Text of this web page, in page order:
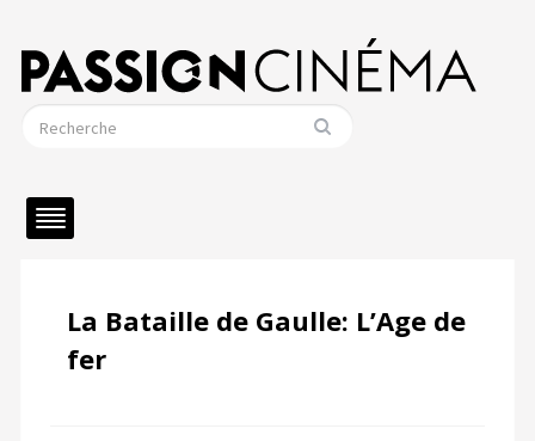
La Bataille de Gaulle: L’Age de
fer